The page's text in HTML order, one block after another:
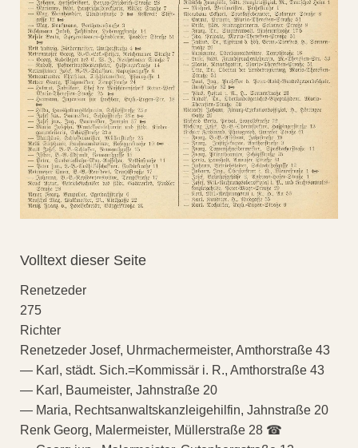
Volltext dieser Seite
Renetzeder
275
Richter
Renetzeder Josef, Uhrmachermeister, Amthorstraße 43
— Karl, städt. Sich.=Kommissär i. R., Amthorstraße 43
— Karl, Baumeister, Jahnstraße 20
— Maria, Rechtsanwaltskanzleigehilfin, Jahnstraße 20
Renk Georg, Malermeister, Müllerstraße 28 ☎